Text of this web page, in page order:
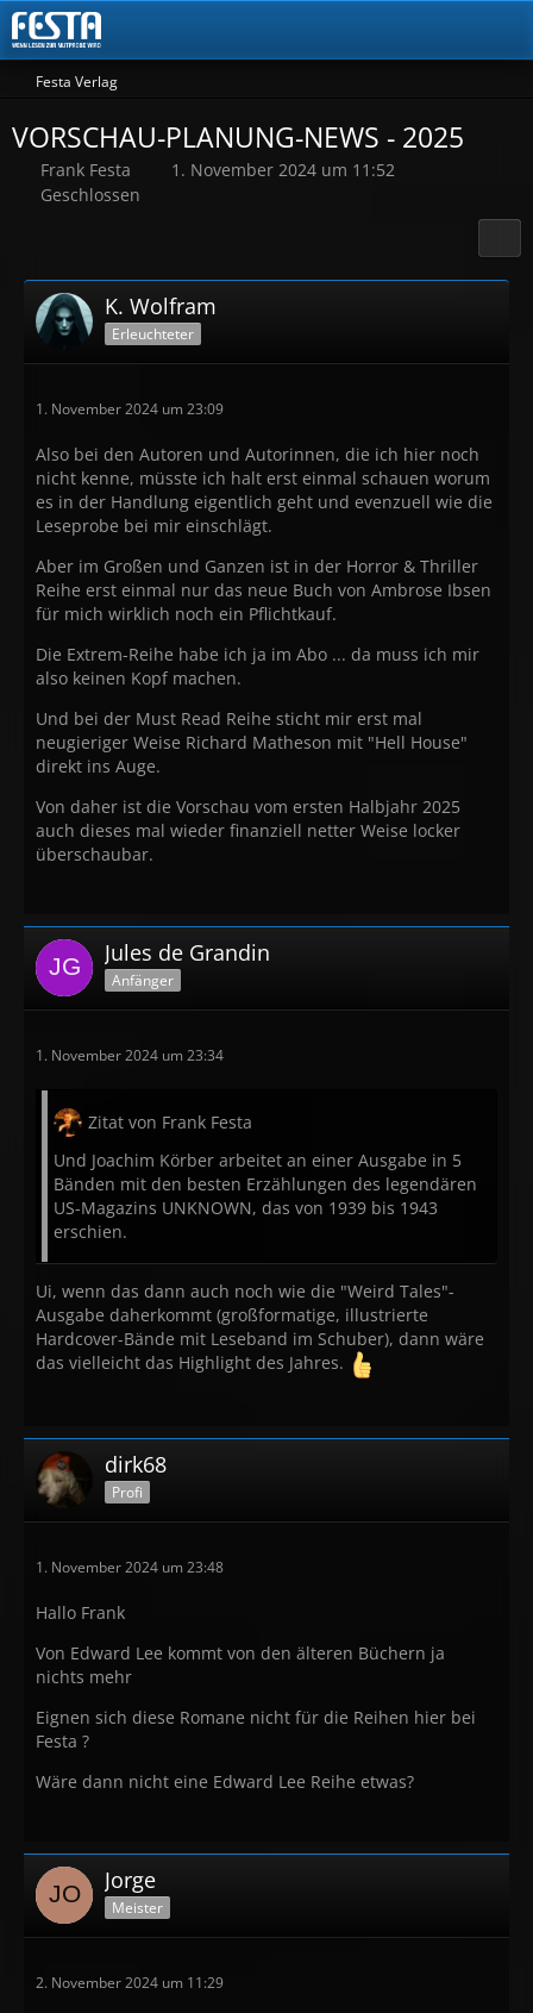
Festa Verlag
VORSCHAU-PLANUNG-NEWS - 2025
Frank Festa
1. November 2024 um 11:52
Geschlossen
K. Wolfram
Erleuchteter
1. November 2024 um 23:09
Also bei den Autoren und Autorinnen, die ich hier noch
nicht kenne, müsste ich halt erst einmal schauen worum
es in der Handlung eigentlich geht und evenzuell wie die
Leseprobe bei mir einschlägt.
Aber im Großen und Ganzen ist in der Horror & Thriller
Reihe erst einmal nur das neue Buch von Ambrose Ibsen
für mich wirklich noch ein Pflichtkauf.
Die Extrem-Reihe habe ich ja im Abo ... da muss ich mir
also keinen Kopf machen.
Und bei der Must Read Reihe sticht mir erst mal
neugieriger Weise Richard Matheson mit "Hell House"
direkt ins Auge.
Von daher ist die Vorschau vom ersten Halbjahr 2025
auch dieses mal wieder finanziell netter Weise locker
überschaubar.
Jules de Grandin
Anfänger
1. November 2024 um 23:34
Zitat von Frank Festa
Und Joachim Körber arbeitet an einer Ausgabe in 5
Bänden mit den besten Erzählungen des legendären
US-Magazins UNKNOWN, das von 1939 bis 1943
erschien.
Ui, wenn das dann auch noch wie die "Weird Tales"-
Ausgabe daherkommt (großformatige, illustrierte
Hardcover-Bände mit Leseband im Schuber), dann wäre
das vielleicht das Highlight des Jahres.
dirk68
Profi
1. November 2024 um 23:48
Hallo Frank
Von Edward Lee kommt von den älteren Büchern ja
nichts mehr
Eignen sich diese Romane nicht für die Reihen hier bei
Festa ?
Wäre dann nicht eine Edward Lee Reihe etwas?
Jorge
Meister
2. November 2024 um 11:29